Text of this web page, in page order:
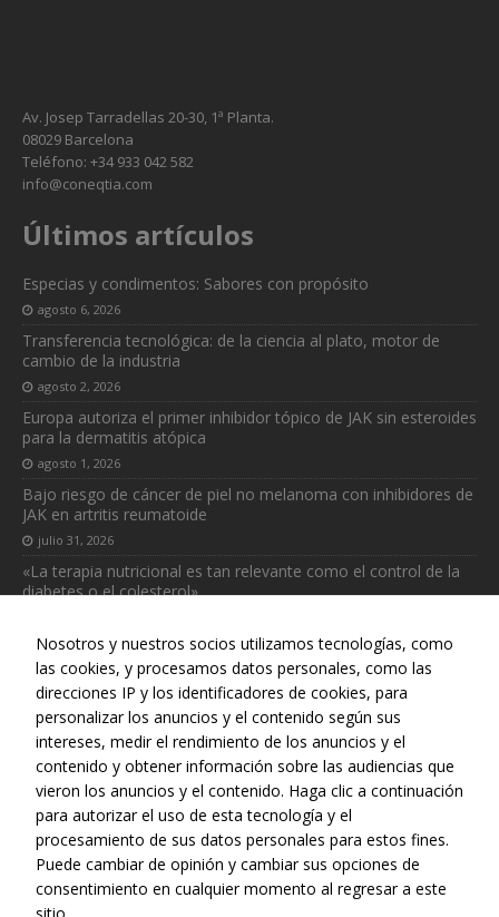
Av. Josep Tarradellas 20-30, 1ª Planta.
08029 Barcelona
Teléfono: +34 933 042 582
info@coneqtia.com
Últimos artículos
Especias y condimentos: Sabores con propósito
agosto 6, 2026
Transferencia tecnológica: de la ciencia al plato, motor de
cambio de la industria
agosto 2, 2026
Europa autoriza el primer inhibidor tópico de JAK sin esteroides
para la dermatitis atópica
agosto 1, 2026
Bajo riesgo de cáncer de piel no melanoma con inhibidores de
JAK en artritis reumatoide
julio 31, 2026
«La terapia nutricional es tan relevante como el control de la
diabetes o el colesterol»
Web realizada con el patrocinio del Centro Español de Derechos
Reprográficos
Nosotros y nuestros socios utilizamos tecnologías, como
las cookies, y procesamos datos personales, como las
direcciones IP y los identificadores de cookies, para
personalizar los anuncios y el contenido según sus
intereses, medir el rendimiento de los anuncios y el
contenido y obtener información sobre las audiencias que
vieron los anuncios y el contenido. Haga clic a continuación
para autorizar el uso de esta tecnología y el
procesamiento de sus datos personales para estos fines.
Puede cambiar de opinión y cambiar sus opciones de
consentimiento en cualquier momento al regresar a este